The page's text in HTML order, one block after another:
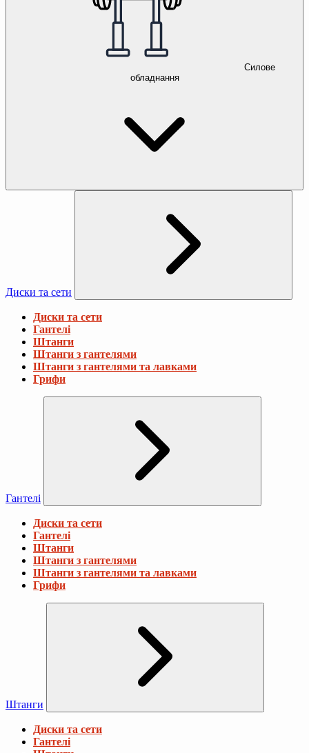
Силове
обладнання
Диски та сети
Диски та сети
Гантелі
Штанги
Штанги з гантелями
Штанги з гантелями та лавками
Грифи
Гантелі
Диски та сети
Гантелі
Штанги
Штанги з гантелями
Штанги з гантелями та лавками
Грифи
Штанги
Диски та сети
Гантелі